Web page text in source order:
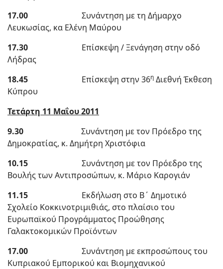
17.00 Συνάντηση με τη Δήμαρχο
Λευκωσίας, κα Ελένη Μαύρου
17.30 Επίσκεψη / Ξενάγηση στην οδό
Λήδρας
18.45 Επίσκεψη στην 36η Διεθνή Έκθεση
Κύπρου
Τετάρτη 11 Μαΐου 2011
9.30 Συνάντηση με τον Πρόεδρο της
Δημοκρατίας, κ. Δημήτρη Χριστόφια
10.15 Συνάντηση με τον Πρόεδρο της
Βουλής των Αντιπροσώπων, κ. Μάριο Καρογιάν
11.15 Εκδήλωση στο Β΄ Δημοτικό
Σχολείο Κοκκινοτριμιθιάς, στο πλαίσιο του
Ευρωπαϊκού Προγράμματος Προώθησης
Γαλακτοκομικών Προϊόντων
17.00 Συνάντηση με εκπροσώπους του
Κυπριακού Εμπορικού και Βιομηχανικού